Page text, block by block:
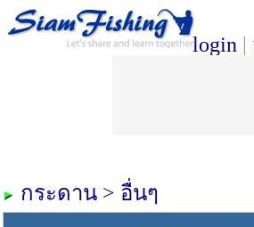
login |
กระดาน > อื่นๆ